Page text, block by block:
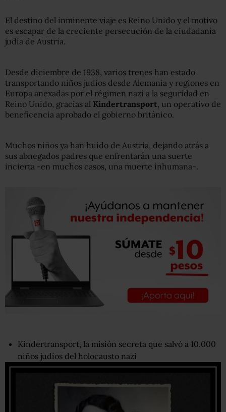
El destino del inminente viaje es Reino Unido y el motivo
es escapar de la creciente persecución de la ciudadanía
judía de Austria.
Desde diciembre de 1938, varios trenes han estado
transportando niños judíos desde Alemania y regiones en
Europa anexadas por el régimen nazi a la seguridad en
Reino Unido, gracias al Kindertransport , un operativo de
beneficencia aprobado el gobierno británico.
Muchos niños ya han huido de Austria, dejando atrás a
sus abnegados padres que enfrentarán una suerte
incierta -en muchos casos, una muerte inhumana-.
Kindertransport, la misión secreta que salvó a 10.000
niños judíos del holocausto nazi